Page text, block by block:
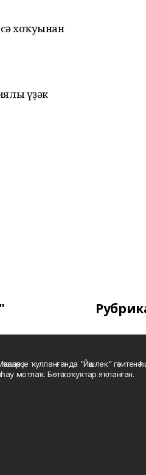
хоҡуғынан
үҙәк
ҡулланғанда "Йәшлек" гәзитенә
мотлаҡ. Бөтә хоҡуҡтар яҡланған.